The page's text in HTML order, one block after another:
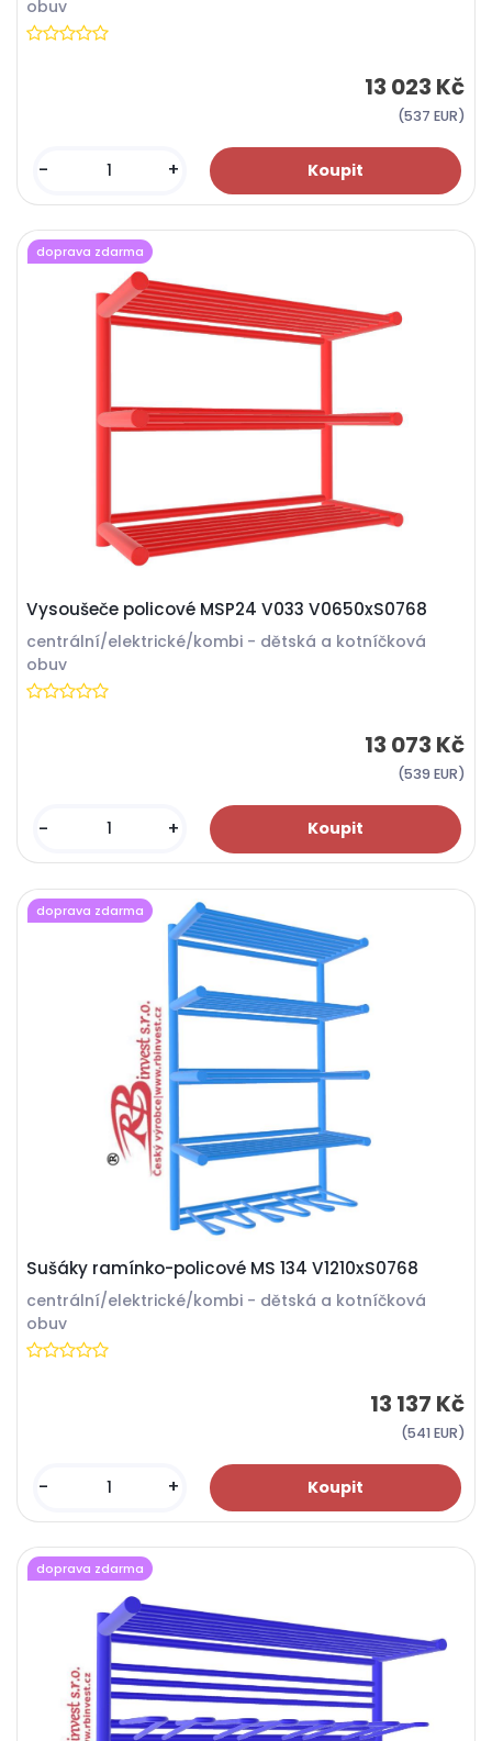
obuv
13 023 Kč
(537 EUR)
- +
Vysoušeče policové MSP24 V033 V0650xS0768
centrální/elektrické/kombi - dětská a kotníčková
obuv
13 073 Kč
(539 EUR)
- +
doprava zdarma
Sušáky ramínko-policové MS 134 V1210xS0768
centrální/elektrické/kombi - dětská a kotníčková
obuv
13 137 Kč
(541 EUR)
- +
doprava zdarma
doprava zdarma